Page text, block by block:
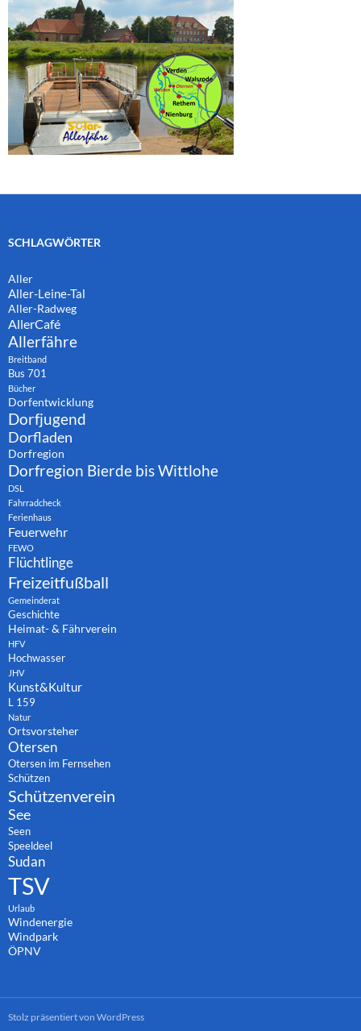
SCHLAGWÖRTER
Aller
Aller-Leine-Tal
Aller-Radweg
AllerCafé
Allerfähre
Breitband
Bus 701
Bücher
Dorfentwicklung
Dorfjugend
Dorfladen
Dorfregion
Dorfregion Bierde bis Wittlohe
DSL
Fahrradcheck
Ferienhaus
Feuerwehr
FEWO
Flüchtlinge
Freizeitfußball
Gemeinderat
Geschichte
Heimat- & Fährverein
HFV
Hochwasser
JHV
Kunst&Kultur
L 159
Natur
Ortsvorsteher
Otersen
Otersen im Fernsehen
Schützen
Schützenverein
See
Seen
Speeldeel
Sudan
TSV
Urlaub
Windenergie
Windpark
ÖPNV
Stolz präsentiert von WordPress